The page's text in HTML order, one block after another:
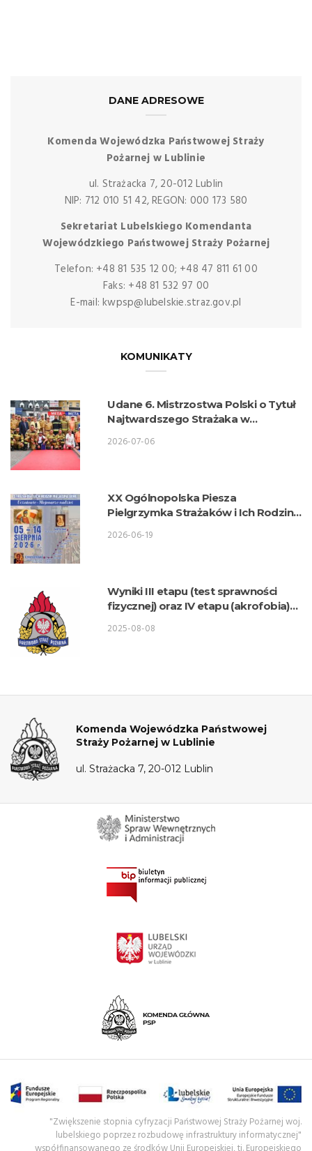
DANE ADRESOWE
Komenda Wojewódzka Państwowej Straży
Pożarnej w Lublinie
ul. Strażacka 7, 20-012 Lublin
NIP: 712 010 51 42, REGON: 000 173 580
Sekretariat Lubelskiego Komendanta
Wojewódzkiego Państwowej Straży Pożarnej
Telefon: +48 81 535 12 00; +48 47 811 61 00
Faks: +48 81 532 97 00
E-mail: kwpsp@lubelskie.straz.gov.pl
KOMUNIKATY
Udane 6. Mistrzostwa Polski o Tytuł
Najtwardszego Strażaka w
2026-07-06
XX Ogólnopolska Piesza
Pielgrzymka Strażaków i Ich Rodzin
2026-06-19
Wyniki III etapu (test sprawności
fizycznej) oraz IV etapu (akrofobia)
przyjęcie do służby w KW PSP Lublin
2025-08-08
Komenda Wojewódzka Państwowej
Straży Pożarnej w Lublinie
ul. Strażacka 7, 20-012 Lublin
"Zwiększenie stopnia cyfryzacji Państwowej Straży Pożarnej woj.
lubelskiego poprzez rozbudowę infrastruktury informatycznej"